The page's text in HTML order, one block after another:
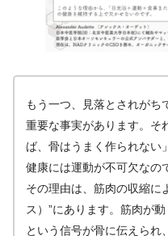
もう一つ、見落とされがち
重要な事実があります。そ
ば、骨はうまく作られない
健康には運動が不可欠なの
その理由は、筋肉の収縮に
ス）”にあります。筋肉が
という信号が骨に伝えられ